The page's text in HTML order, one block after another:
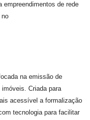
empreendimentos de rede
no
na emissão de
Criada para
acessível a formalização
tecnologia para facilitar